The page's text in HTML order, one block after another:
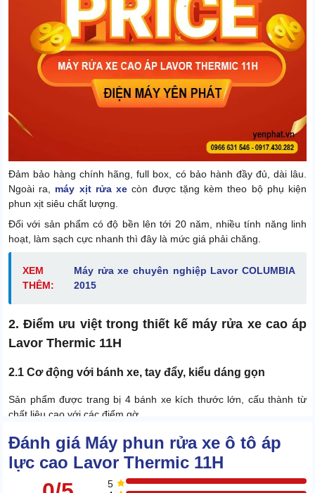
Đảm bảo hàng chính hãng, full box, có bảo hành đầy đủ, dài lâu.
Ngoài ra, máy xịt rửa xe còn được tặng kèm theo bộ phụ kiện
phun xịt siêu chất lượng.
Đối với sản phẩm có độ bền lên tới 20 năm, nhiều tính năng linh
hoạt, làm sạch cực nhanh thì đây là mức giá phải chăng.
XEM
THÊM:
Máy rửa xe chuyên nghiệp Lavor COLUMBIA
2015
2. Điểm ưu việt trong thiết kế máy rửa xe cao áp
Lavor Thermic 11H
2.1 Cơ động với bánh xe, tay đẩy, kiểu dáng gọn
Sản phẩm được trang bị 4 bánh xe kích thước lớn, cấu thành từ
chất liệu cao với các điểm gờ.
Đánh giá Máy phun rửa xe ô tô áp
lực cao Lavor Thermic 11H
5